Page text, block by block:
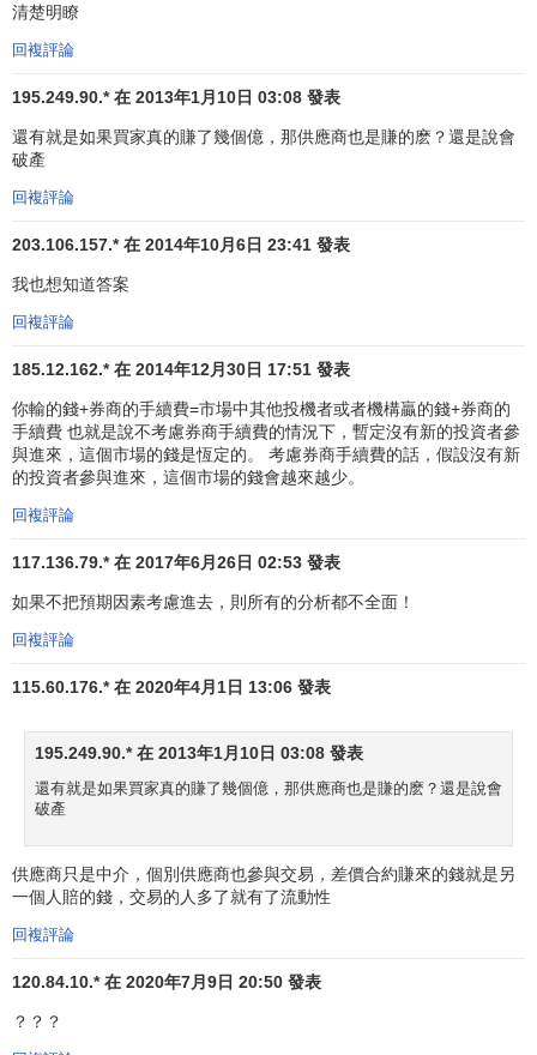
其次，在交易中會出現存貸款利息，因為貨幣本身會出
資，所以它會向顧客收取貸款利息，而交易後由於顧客（利
用貸款）買入了另外一種貨幣，所以銀行（或經紀商）會支
付給你存款利息，一般 來說貸款利息使用
（LIBOR
差則 直接在客戶的保證金中進行清算，一般來說活期存款利
息都會大大低於貸款利率，
品差價合約上只有一種商品，而貨幣差價合 約上是兩種商品
的比值（就是匯率了），在這兩種商品中其中有一種主要的
商品，一種次要商品，一般的貨幣差價合約都會把
鎊、歐元
10萬美元作為一個標準交易單位，即最少每次交易一個標準
合約，按照代 理合約的約定，銀行或經紀商會凍結交易額的
券交易所和期貨交易所的交易規則收到一定的限制，而貨幣
交易則是由銀行作為獨立場所進行交易的，所以，為了控制
信貸規模，大多數國家和地區都會針對銀行的差價合約交易
金），特別是銀行，他必須的這麼做，否則會招來監管機關
的因素。雖然大多數經紀商並不會面臨類似的處罰，但是各
國的期貨 和證券監管部門也都會對經紀商的差價合約交易方
清楚明瞭
回複評論
195.249.90.* 在 2013年1月10日 03:08 發表
還有就是如果買家真的賺了幾個億，那供應商也是賺的麽？還是說會
破產
回複評論
203.106.157.* 在 2014年10月6日 23:41 發表
我也想知道答案
回複評論
185.12.162.* 在 2014年12月30日 17:51 發表
你輸的錢+券商的手續費=市場中其他投機者或者機構贏的錢+券商的
手續費 也就是說不考慮券商手續費的情況下，暫定沒有新的投資者參
與進來，這個市場的錢是恆定的。 考慮券商手續費的話，假設沒有新
的投資者參與進來，這個市場的錢會越來越少。
回複評論
117.136.79.* 在 2017年6月26日 02:53 發表
如果不把預期因素考慮進去，則所有的分析都不全面！
回複評論
115.60.176.* 在 2020年4月1日 13:06 發表
195.249.90.* 在 2013年1月10日 03:08 發表
還有就是如果買家真的賺了幾個億，那供應商也是賺的麽？還是說會
破產
供應商只是中介，個別供應商也參與交易，差價合約賺來的錢就是另
一個人賠的錢，交易的人多了就有了流動性
回複評論
120.84.10.* 在 2020年7月9日 20:50 發表
？？？